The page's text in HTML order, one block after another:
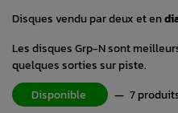
Disques vendu par deux et en
Les disques Grp-N sont
quelques sorties sur piste.
Disponible
— 7